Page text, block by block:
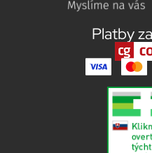
Platby